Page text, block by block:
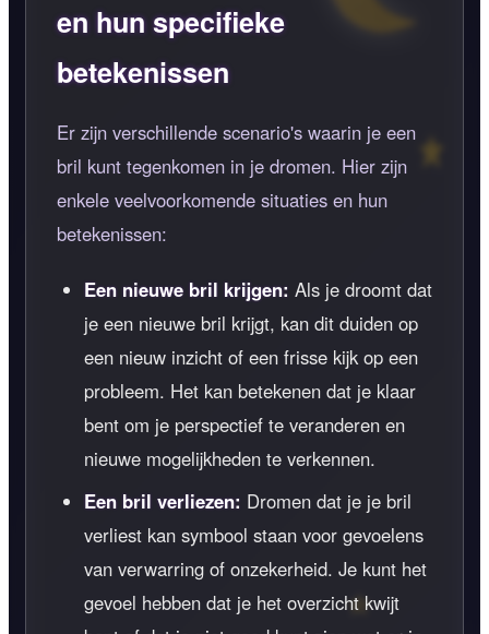
en hun specifieke
betekenissen
Er zijn verschillende scenario's waarin je een
bril kunt tegenkomen in je dromen. Hier zijn
enkele veelvoorkomende situaties en hun
betekenissen:
Een nieuwe bril krijgen: Als je droomt dat
je een nieuwe bril krijgt, kan dit duiden op
een nieuw inzicht of een frisse kijk op een
probleem. Het kan betekenen dat je klaar
bent om je perspectief te veranderen en
nieuwe mogelijkheden te verkennen.
Een bril verliezen: Dromen dat je je bril
verliest kan symbool staan voor gevoelens
van verwarring of onzekerheid. Je kunt het
gevoel hebben dat je het overzicht kwijt